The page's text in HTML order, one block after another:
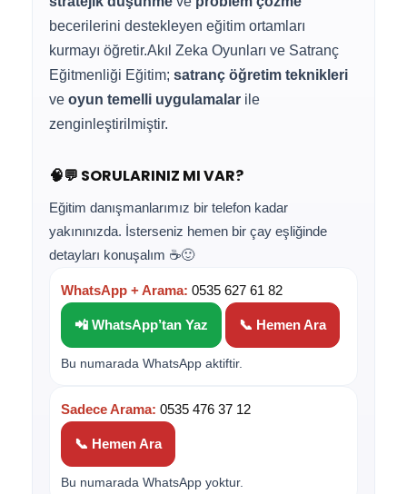
becerilerini destekleyen eğitim ortamları
kurmayı öğretir.Akıl Zeka Oyunları ve Satranç
Eğitmenliği Eğitim; satranç öğretim teknikleri
ve oyun temelli uygulamalar ile
zenginleştirilmiştir.
🧠💬 SORULARINIZ MI VAR?
Eğitim danışmanlarımız bir telefon kadar
yakınınızda. İsterseniz hemen bir çay eşliğinde
detayları konuşalım ☕🙂
WhatsApp + Arama: 0535 627 61 82
📲 WhatsApp’tan Yaz 📞 Hemen Ara
Bu numarada WhatsApp aktiftir.
Sadece Arama: 0535 476 37 12
📞 Hemen Ara
Bu numarada WhatsApp yoktur.